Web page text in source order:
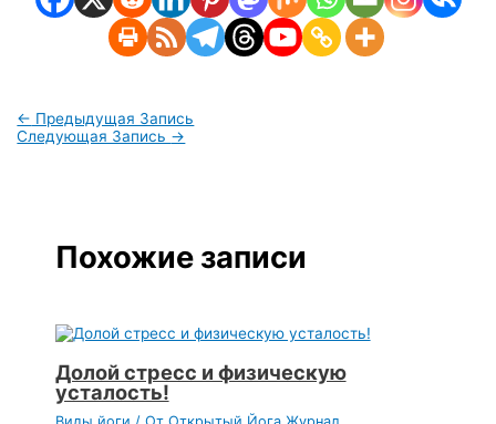
← Предыдущая Запись
Следующая Запись →
Похожие записи
Долой стресс и физическую
усталость!